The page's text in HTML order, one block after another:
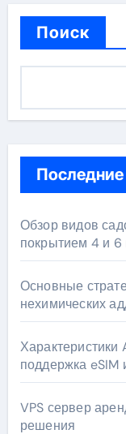
Поиск
Последние
Обзор видов
покрытием 4 и
Основные
нехимических
поддержка
VPS сервер
решения